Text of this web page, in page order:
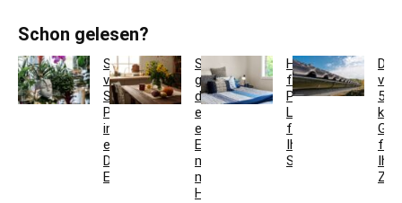
Schon gelesen?
So
verwandeln
Sie
Pflanzgefäße
in
einzigartige
Deko-
Elemente
So
gestaltest
du
ein
einladendes
Esszimmer
mit
modernen
Holzmöbeln
Hotelbettwäsche
für
Privatkunden:
Luxus
für
Ihr
Schlafzimmer
5
für
Ihr